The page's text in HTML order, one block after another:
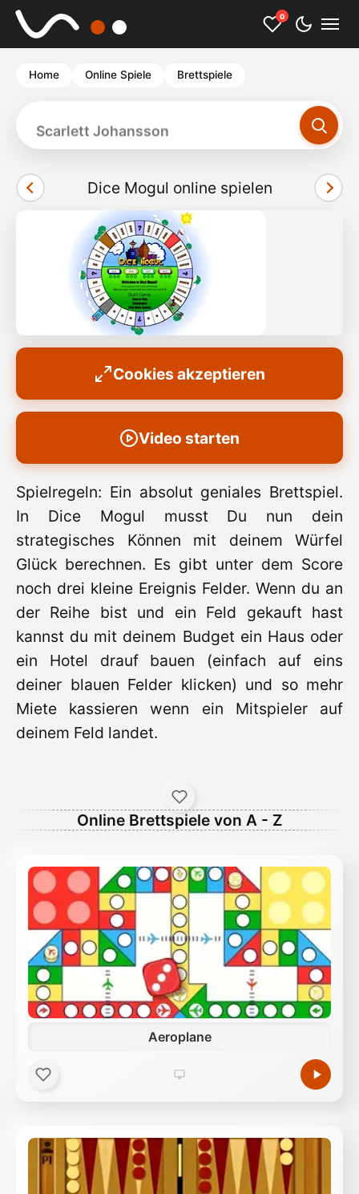
0
Home Online Spiele Brettspiele
Scarlett Johansson
Dice Mogul online spielen
Cookies akzeptieren
Video starten
Spielregeln: Ein absolut geniales Brettspiel.
In Dice Mogul musst Du nun dein
strategisches Können mit deinem Würfel
Glück berechnen. Es gibt unter dem Score
noch drei kleine Ereignis Felder. Wenn du an
der Reihe bist und ein Feld gekauft hast
kannst du mit deinem Budget ein Haus oder
ein Hotel drauf bauen (einfach auf eins
deiner blauen Felder klicken) und so mehr
Miete kassieren wenn ein Mitspieler auf
deinem Feld landet.
Online Brettspiele von A - Z
Aeroplane